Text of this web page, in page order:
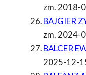
zm. 2018-
BAJGIER
zm. 2024-
BALCER
2025-12-